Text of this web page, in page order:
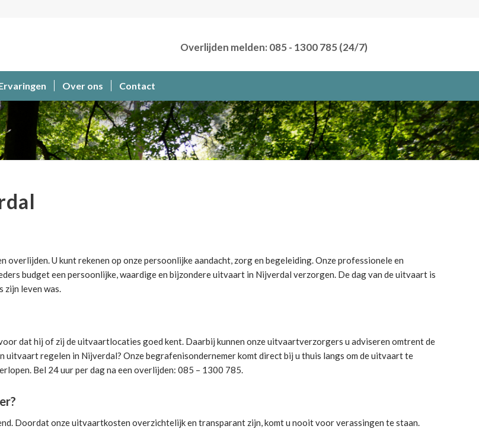
Overlijden melden: 085 - 1300 785 (24/7)
Over ons Contact
U kunt rekenen op onze persoonlijke aandacht, zorg en begeleiding.Onze professionele en
budget een persoonlijke, waardige en bijzondere uitvaart in Nijverdal verzorgen. De dag van de uitvaart is
zijn leven was.
dat hij of zij de uitvaartlocaties goed kent. Daarbij kunnen onze uitvaartverzorgers u adviseren omtrent de
uitvaart regelen in Nijverdal? Onze begrafenisondernemer komt direct bij u thuis langs om de uitvaart te
Bel 24 uur per dag na een overlijden: 085 – 1300 785.
Doordat onze uitvaartkosten overzichtelijk en transparant zijn, komt u nooit voor verassingen te staan.